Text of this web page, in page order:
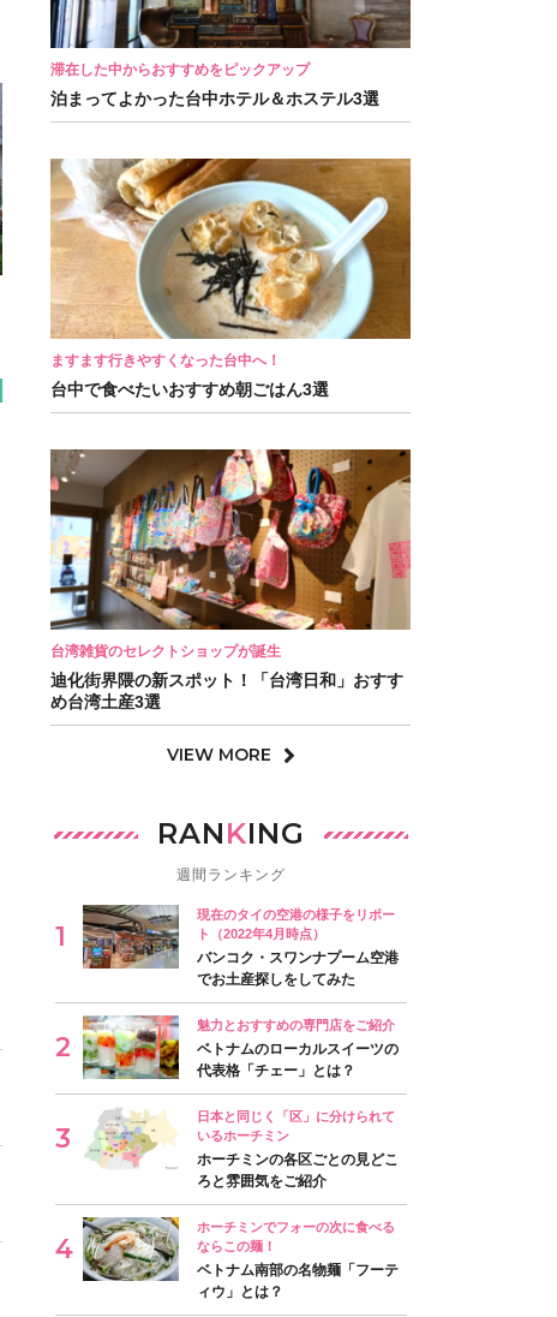
滞在した中からおすすめをピックアップ
泊まってよかった台中ホテル＆ホステル3選
ますます行きやすくなった台中へ！
台中で食べたいおすすめ朝ごはん3選
台湾雑貨のセレクトショップが誕生
迪化街界隈の新スポット！「台湾日和」おすす
め台湾土産3選
VIEW MORE
RANKING
週間ランキング
現在のタイの空港の様子をリポー
ト（2022年4月時点）
バンコク・スワンナプーム空港
でお土産探しをしてみた
魅力とおすすめの専門店をご紹介
ベトナムのローカルスイーツの
代表格「チェー」とは？
日本と同じく「区」に分けられて
いるホーチミン
ホーチミンの各区ごとの見どこ
ろと雰囲気をご紹介
ホーチミンでフォーの次に食べる
ならこの麺！
ベトナム南部の名物麺「フーテ
ィウ」とは？